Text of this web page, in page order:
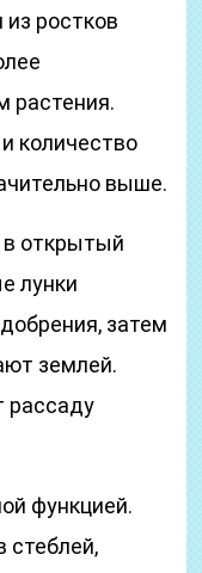
ростков
растения.
количество
выше.
открытый
лунки
затем
землей.
рассаду
функцией.
стеблей,